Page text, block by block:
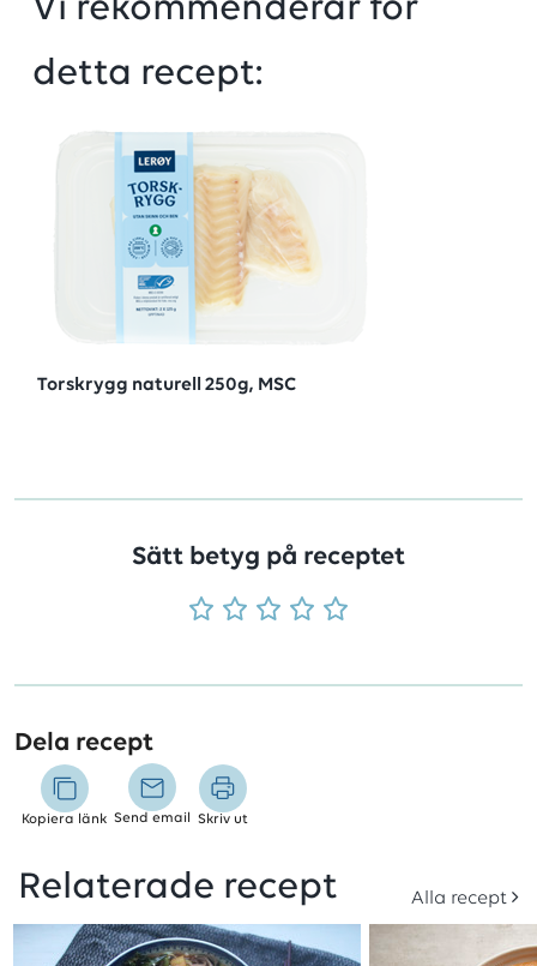
Vi rekommenderar för
detta recept:
Torskrygg naturell 250g, MSC
Sätt betyg på receptet
Dela recept
Kopiera länk Send email Skriv ut
Relaterade recept Alla recept